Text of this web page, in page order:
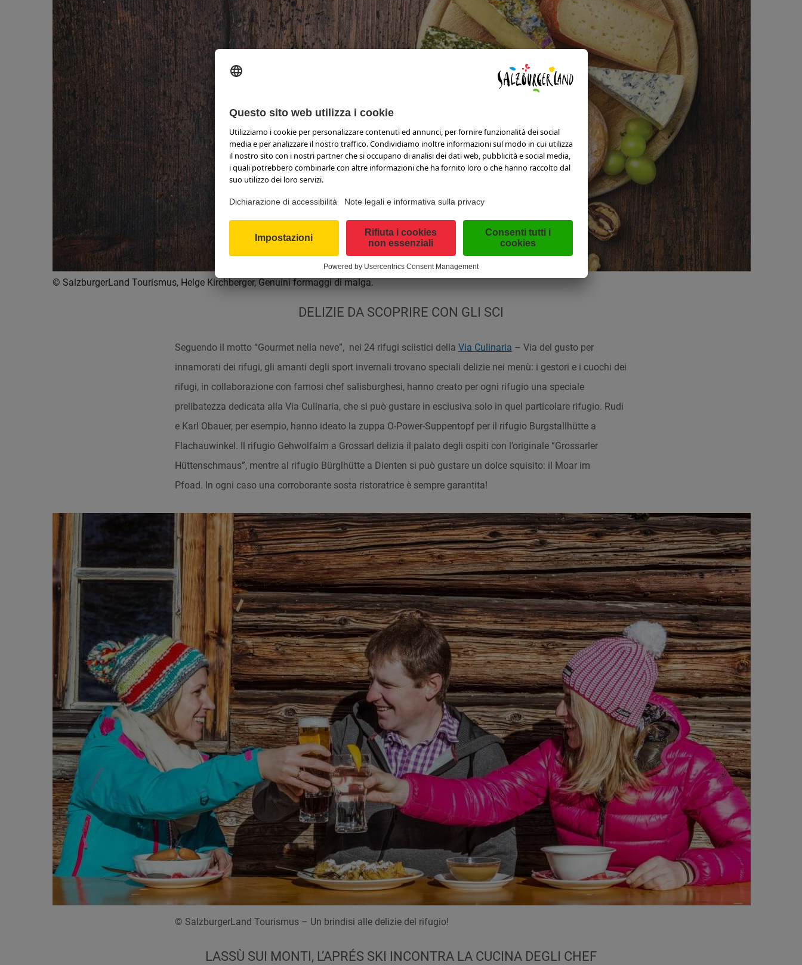
© SalzburgerLand Tourismus, Helge Kirchberger, Genuini formaggi di malga.
DELIZIE DA SCOPRIRE CON GLI SCI
Seguendo il motto “Gourmet nella neve”, nei 24 rifugi sciistici della Via Culinaria – Via del gusto per
innamorati dei rifugi, gli amanti degli sport invernali trovano speciali delizie nei menù: i gestori e i cuochi dei
rifugi, in collaborazione con famosi chef salisburghesi, hanno creato per ogni rifugio una speciale
prelibatezza dedicata alla Via Culinaria, che si può gustare in esclusiva solo in quel particolare rifugio. Rudi
e Karl Obauer, per esempio, hanno ideato la zuppa O-Power-Suppentopf per il rifugio Burgstallhütte a
Flachauwinkel. Il rifugio Gehwolfalm a Grossarl delizia il palato degli ospiti con l’originale “Grossarler
Hüttenschmaus”, mentre al rifugio Bürglhütte a Dienten si può gustare un dolce squisito: il Moar im
Pfoad. In ogni caso una corroborante sosta ristoratrice è sempre garantita!
© SalzburgerLand Tourismus – Un brindisi alle delizie del rifugio!
LASSÙ SUI MONTI, L’APRÉS SKI INCONTRA LA CUCINA DEGLI CHEF